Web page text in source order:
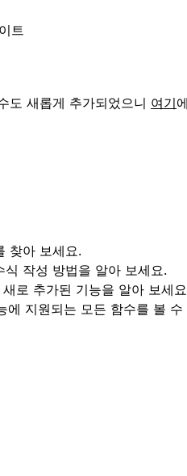
트
도 새롭게 추가되었으니 여기
찾아 보세요.
식 작성 방법을 알아 보세요.
로 추가된 기능을 알아 보세
에 지원되는 모든 함수를 볼 수